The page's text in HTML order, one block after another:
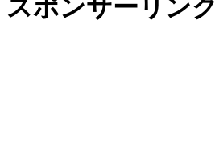
スポンサーリンク